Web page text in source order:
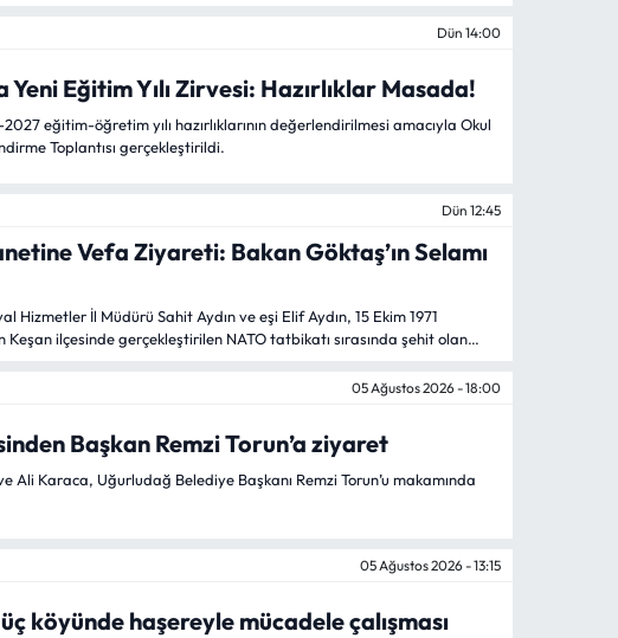
Dün 14:00
Yeni Eğitim Yılı Zirvesi: Hazırlıklar Masada!
eğitim-öğretim yılı hazırlıklarının değerlendirilmesi amacıyla Okul
Toplantısı gerçekleştirildi.
Dün 12:45
Vefa Ziyareti: Bakan Göktaş’ın Selamı
Hizmetler İl Müdürü Sahit Aydın ve eşi Elif Aydın, 15 Ekim 1971
Keşan ilçesinde gerçekleştirilen NATO tatbikatı sırasında şehit olan
05 Ağustos 2026 - 18:00
Başkan Remzi Torun’a ziyaret
Ali Karaca, Uğurludağ Belediye Başkanı Remzi Torun’u makamında
05 Ağustos 2026 - 13:15
köyünde haşereyle mücadele çalışması